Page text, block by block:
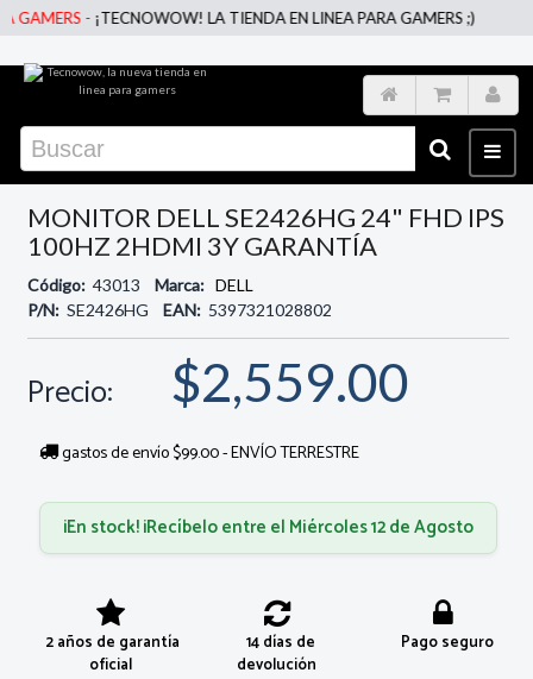
-¡TECNOWOW! LA TIENDA EN LINEA PARA GAMERS ;)
MONITOR DELL SE2426HG 24" FHD IPS
100HZ 2HDMI 3Y GARANTÍA
Código: 43013 Marca: DELL
P/N: SE2426HG EAN: 5397321028802
Precio: $2,559.00
gastos de envío $99.00 - ENVÍO TERRESTRE
¡En stock! ¡Recíbelo entre el Miércoles 12 de Agosto
2 años de garantía
oficial
14 días de
devolución
Pago seguro